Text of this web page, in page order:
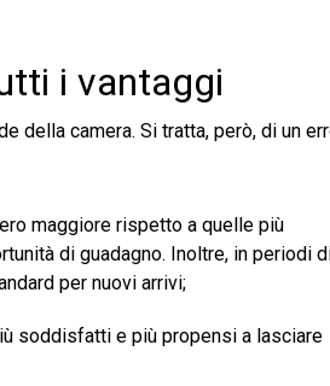
i vantaggi
della camera. Si tratta, però, di un
maggiore rispetto a quelle più
di guadagno. Inoltre, in periodi
per nuovi arrivi;
soddisfatti e più propensi a lasciare